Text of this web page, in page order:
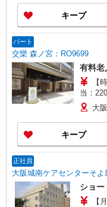
ヶ月)は
キープ
パート
交欒 森ノ宮：RO9699
有料
【時
当：
り28,720
勤手当 年
（6月・12
用期間
大
キープ
正社員
大阪城南ケアセンターそよ
ショ
【